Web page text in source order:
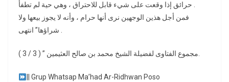
حرائق إذا وقعت على شيء قابل للاحتراق ، وهي حية لم تطفأ .
فمن أجل هذين الوجهين نرى أنها حرام ، وأنه لا يجوز بيعها ولا
شراؤها” انتهى .
مجموع الفتاوى لفضيلة الشيخ محمد بن صالح العثيمين ” ( 3 / 3 ).
|| Grup Whatsap Ma’had Ar-Ridhwan Poso